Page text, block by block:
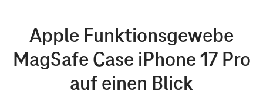
Apple Funktionsgewebe
MagSafe Case iPhone 17 Pro
auf einen Blick